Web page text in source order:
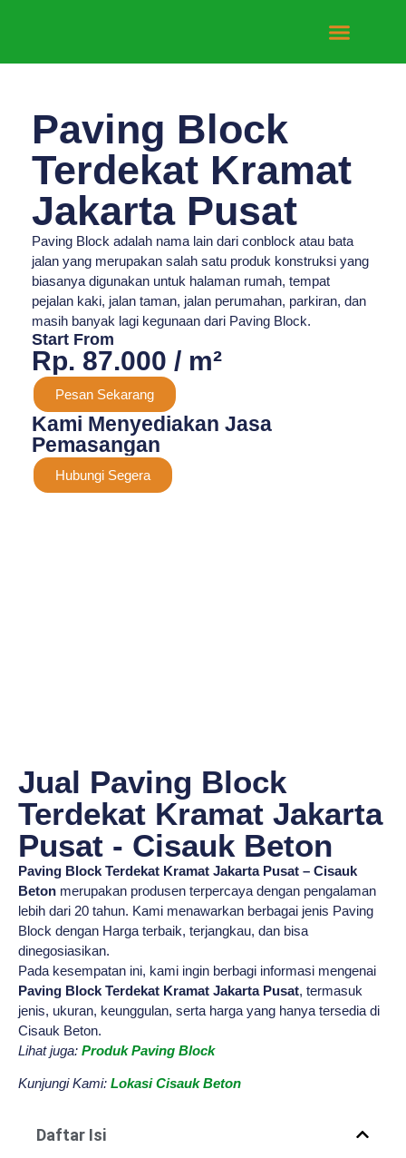
Paving Block
Terdekat Kramat
Jakarta Pusat
Paving Block adalah nama lain dari conblock atau bata
jalan yang merupakan salah satu produk konstruksi yang
biasanya digunakan untuk halaman rumah, tempat
pejalan kaki, jalan taman, jalan perumahan, parkiran, dan
masih banyak lagi kegunaan dari Paving Block.
Start From
Rp. 87.000 / m²
Pesan Sekarang
Kami Menyediakan Jasa
Pemasangan
Hubungi Segera
Jual Paving Block
Terdekat Kramat Jakarta
Pusat - Cisauk Beton
Paving Block Terdekat Kramat Jakarta Pusat – Cisauk
Beton merupakan produsen terpercaya dengan pengalaman
lebih dari 20 tahun. Kami menawarkan berbagai jenis Paving
Block dengan Harga terbaik, terjangkau, dan bisa
dinegosiasikan.
Pada kesempatan ini, kami ingin berbagi informasi mengenai
Paving Block Terdekat Kramat Jakarta Pusat, termasuk
jenis, ukuran, keunggulan, serta harga yang hanya tersedia di
Cisauk Beton.
Lihat juga: Produk Paving Block
Kunjungi Kami: Lokasi Cisauk Beton
Daftar Isi